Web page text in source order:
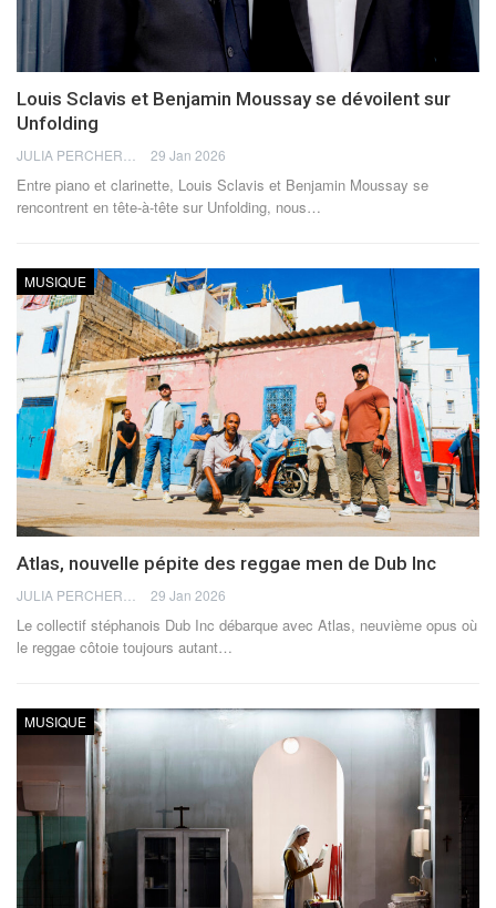
Louis Sclavis et Benjamin Moussay se dévoilent sur
Unfolding
29 Jan 2026
Entre piano et clarinette, Louis Sclavis et Benjamin Moussay se
rencontrent en tête-à-tête sur Unfolding, nous…
MUSIQUE
Atlas, nouvelle pépite des reggae men de Dub Inc
29 Jan 2026
Le collectif stéphanois Dub Inc débarque avec Atlas, neuvième opus où
le reggae côtoie toujours autant…
MUSIQUE